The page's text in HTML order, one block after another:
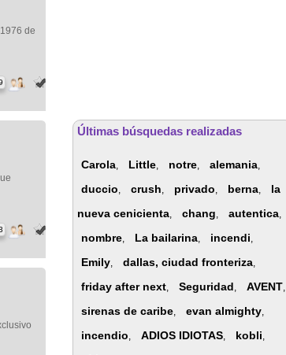
de
Últimas búsquedas realizadas
Carola, Little, notre, alemania,
duccio, crush, privado, berna,
la
nueva cenicienta, chang, autentica,
nombre, La bailarina, incendi,
Emily, dallas, ciudad fronteriza,
friday after next, Seguridad, AVENT,
sirenas de caribe, evan almighty,
incendio, ADIOS IDIOTAS, kobli,